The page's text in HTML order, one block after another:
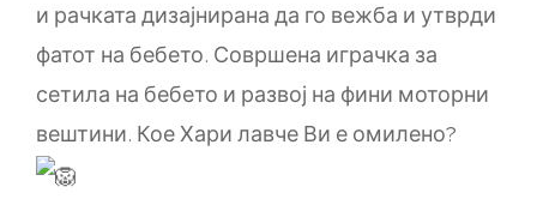
и рачката дизајнирана да го вежба и утврди
фатот на бебето. Совршена играчка за
сетила на бебето и развој на фини моторни
вештини. Кое Хари лавче Ви е омилено?